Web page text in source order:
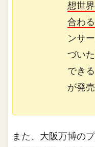
想世
合わ
ンサ
づい
でき
が発
また、大阪万博の